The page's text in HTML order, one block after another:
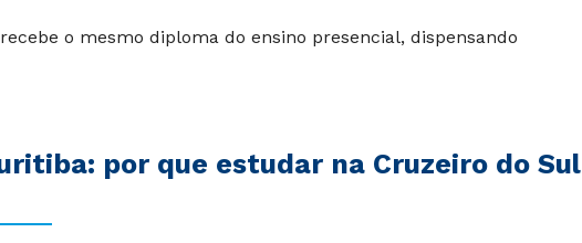
o mesmo diploma do ensino presencial, dispensando
por que estudar na Cruzeiro do Sul